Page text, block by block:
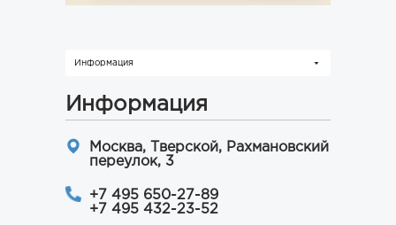
Информация
Информация
Москва, Тверской, Рахмановский
переулок, 3
+7 495 650-27-89
+7 495 432-23-52